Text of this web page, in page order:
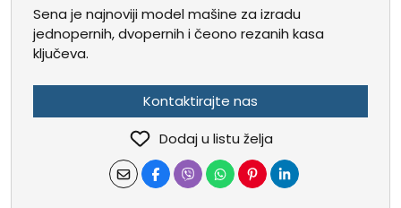
Sena je najnoviji model mašine za izradu
jednopernih, dvopernih i čeono rezanih kasa
ključeva.
Kontaktirajte nas
Dodaj u listu želja